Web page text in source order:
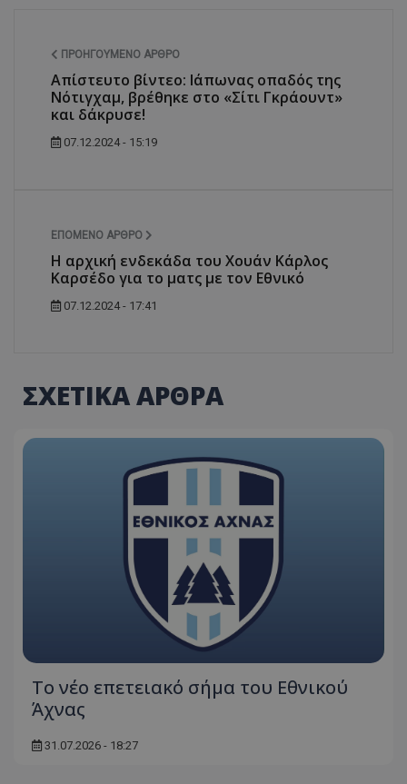
ΠΡΟΗΓΟΎΜΕΝΟ ΆΡΘΡΟ
Απίστευτο βίντεο: Ιάπωνας οπαδός της
Νότιγχαμ, βρέθηκε στο «Σίτι Γκράουντ»
και δάκρυσε!
07.12.2024 - 15:19
ΕΠΌΜΕΝΟ ΆΡΘΡΟ
Η αρχική ενδεκάδα του Χουάν Κάρλος
Καρσέδο για το ματς με τον Εθνικό
07.12.2024 - 17:41
ΣΧΕΤΙΚΑ ΑΡΘΡΑ
Το νέο επετειακό σήμα του Εθνικού
Άχνας
31.07.2026 - 18:27